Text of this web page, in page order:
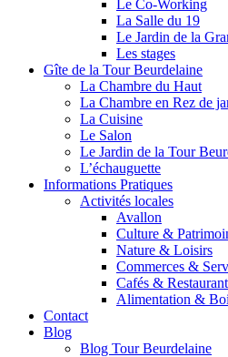
Le Co-Working
La Salle du 19
Le Jardin de la
Les stages
Gîte de la Tour Beurdelaine
La Chambre du Haut
La Chambre en Rez de
La Cuisine
Le Salon
Le Jardin de la Tour
L’échauguette
Informations Pratiques
Activités locales
Avallon
Culture &
Nature & Loisirs
Commerces &
Cafés &
Alimentation &
Contact
Blog
Blog Tour Beurdelaine